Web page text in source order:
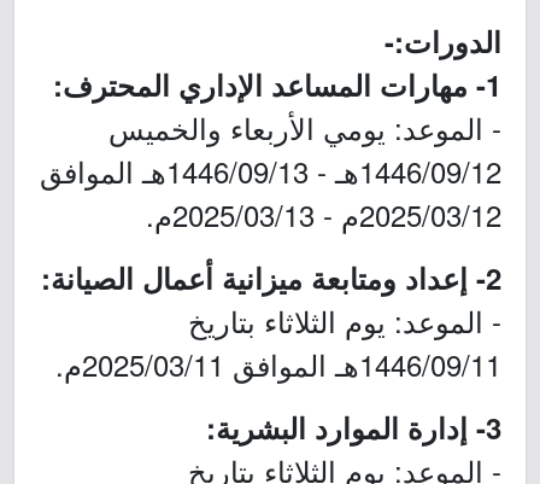
الدورات:-
1- مهارات المساعد الإداري المحترف:
- الموعد: يومي الأربعاء والخميس
1446/09/12هـ - 1446/09/13هـ الموافق
2025/03/12م - 2025/03/13م.
2- إعداد ومتابعة ميزانية أعمال الصيانة:
- الموعد: يوم الثلاثاء بتاريخ
1446/09/11هـ الموافق 2025/03/11م.
3- إدارة الموارد البشرية:
- الموعد: يوم الثلاثاء بتاريخ